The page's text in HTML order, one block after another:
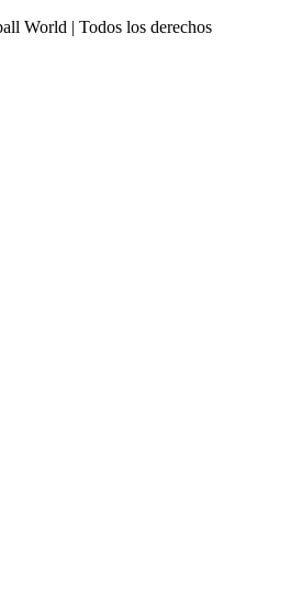
World | Todos los derechos